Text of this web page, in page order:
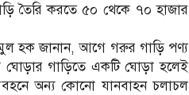
তৈরি করতে ৫০ থেকে ৭০ হাজার
হক জানান, আগে গরুর গাড়ি পণ্য
গাড়িতে একটি ঘোড়া হলেই
অন্য কোনো যানবাহন চলাচল